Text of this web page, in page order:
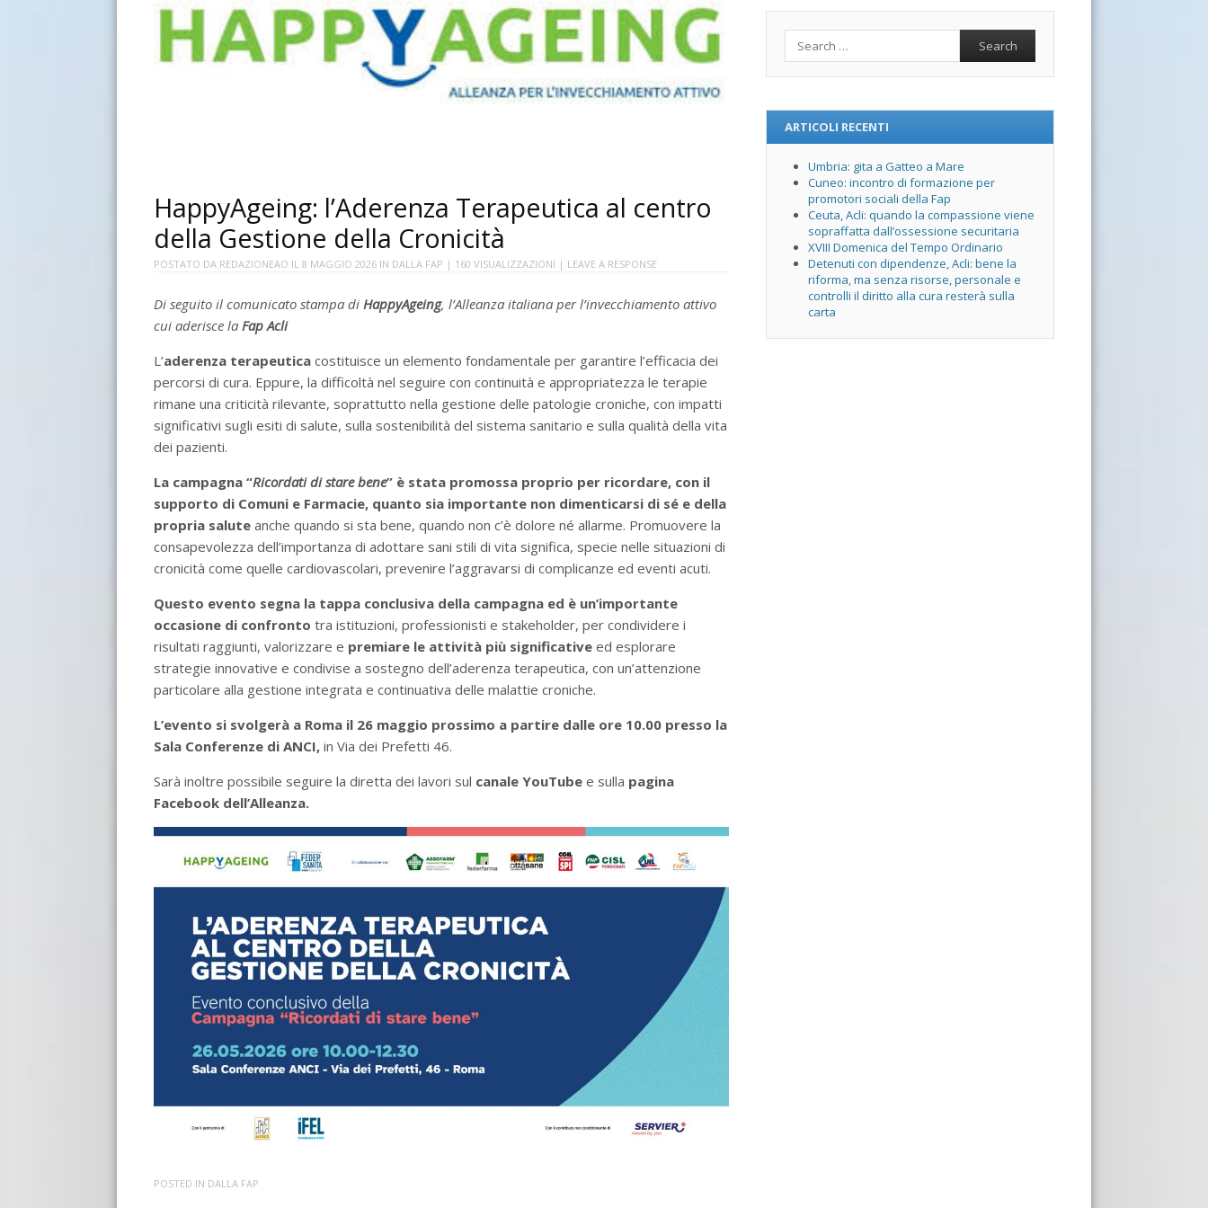
HappyAgeing: l’Aderenza Terapeutica al centro
della Gestione della Cronicità
POSTATO DA REDAZIONEAO IL8 MAGGIO 2026 IN DALLA FAP | 160 VISUALIZZAZIONI | LEAVE A RESPONSE
Di seguito il comunicato stampa di HappyAgeing, l’Alleanza italiana per l’invecchiamento attivo
cui aderisce la Fap Acli
L’aderenza terapeuticacostituisce un elemento fondamentale per garantire l’efficacia dei
percorsi di cura. Eppure, la difficoltà nel seguire con continuità e appropriatezza le terapie
rimane una criticità rilevante, soprattutto nella gestione delle patologie croniche, con impatti
significativi sugli esiti di salute, sulla sostenibilità del sistema sanitario e sulla qualità della vita
dei pazienti.
La campagna “Ricordati di stare bene” è stata promossa proprio per ricordare, con il
supporto di Comuni e Farmacie, quanto sia importante non dimenticarsi di sé e della
propria salute anche quando si sta bene, quando non c’è dolore né allarme. Promuovere la
consapevolezza dell’importanza di adottare sani stili di vita significa, specie nelle situazioni di
cronicità come quelle cardiovascolari, prevenire l’aggravarsi di complicanze ed eventi acuti.
Questo evento segna la tappa conclusiva della campagna ed è un’importante
occasione di confronto tra istituzioni, professionisti e stakeholder, per condividere i
risultati raggiunti, valorizzare e premiare le attività più significative ed esplorare
strategie innovative e condivise a sostegno dell’aderenza terapeutica, con un’attenzione
particolare alla gestione integrata e continuativa delle malattie croniche.
L’evento si svolgerà a Roma il 26 maggio prossimo a partire dalle ore 10.00 presso la
Sala Conferenze di ANCI,in Via dei Prefetti 46.
Sarà inoltre possibile seguire la diretta dei lavori sul canale YouTubee sulla pagina
Facebook dell’Alleanza.
POSTED IN DALLA FAP
ARTICOLI RECENTI
Umbria: gita a Gatteo a Mare
Cuneo: incontro di formazione per
promotori sociali della Fap
Ceuta, Acli: quando la compassione viene
sopraffatta dall’ossessione securitaria
XVIII Domenica del Tempo Ordinario
Detenuti con dipendenze, Acli: bene la
riforma, ma senza risorse, personale e
controlli il diritto alla cura resterà sulla
carta